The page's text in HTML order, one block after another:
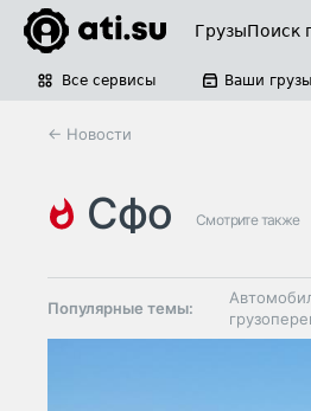
ГрузыПоиск
Все сервисы Ваши грузы
← Новости
сфо Смотрите также
Популярные темы: